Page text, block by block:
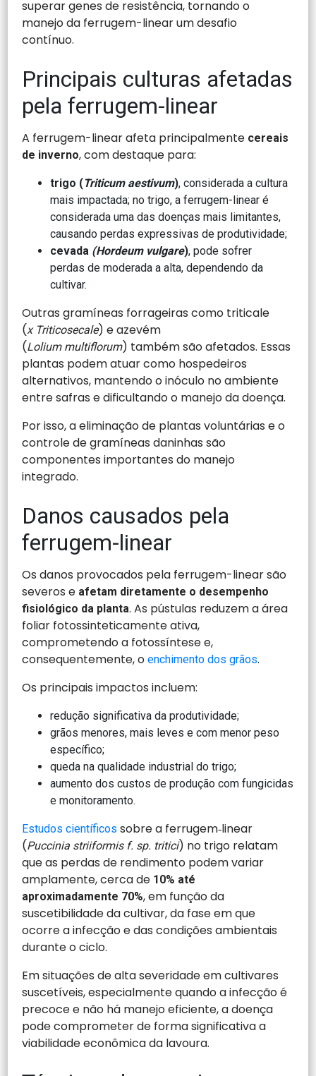
superar genes de resistência, tornando o
manejo da ferrugem-linear um desafio
contínuo.
Principais culturas afetadas
pela ferrugem-linear
A ferrugem-linear afeta principalmente cereais
de inverno, com destaque para:
trigo (Triticum aestivum), considerada a cultura
mais impactada; no trigo, a ferrugem-linear é
considerada uma das doenças mais limitantes,
causando perdas expressivas de produtividade;
cevada (Hordeum vulgare), pode sofrer
perdas de moderada a alta, dependendo da
cultivar.
Outras gramíneas forrageiras como triticale
(x Triticosecale) e azevém
(Lolium multiflorum) também são afetados. Essas
plantas podem atuar como hospedeiros
alternativos, mantendo o inóculo no ambiente
entre safras e dificultando o manejo da doença.
Por isso, a eliminação de plantas voluntárias e o
controle de gramíneas daninhas são
componentes importantes do manejo
integrado.
Danos causados pela
ferrugem-linear
Os danos provocados pela ferrugem-linear são
severos e afetam diretamente o desempenho
fisiológico da planta. As pústulas reduzem a área
foliar fotossinteticamente ativa,
comprometendo a fotossíntese e,
consequentemente, oenchimento dos grãos.
Os principais impactos incluem:
redução significativa da produtividade;
grãos menores, mais leves e com menor peso
específico;
queda na qualidade industrial do trigo;
aumento dos custos de produção com fungicidas
e monitoramento.
Estudos científicos sobre a ferrugem‑linear
(Puccinia striiformis f. sp. tritici) no trigo relatam
que as perdas de rendimento podem variar
amplamente, cerca de 10% até
aproximadamente 70%, em função da
suscetibilidade da cultivar, da fase em que
ocorre a infecção e das condições ambientais
durante o ciclo.
Em situações de alta severidade em cultivares
suscetíveis, especialmente quando a infecção é
precoce e não há manejo eficiente, a doença
pode comprometer de forma significativa a
viabilidade econômica da lavoura.